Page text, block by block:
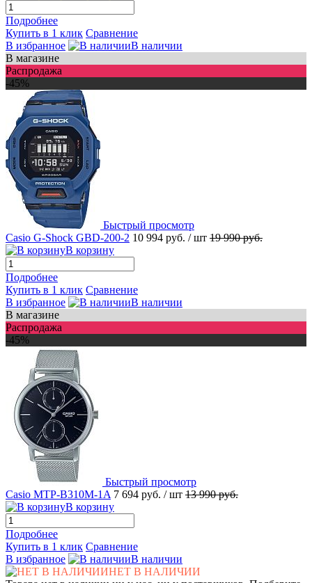
Подробнее
Купить в 1 клик Сравнение
В избранное
В наличии
В магазине
Распродажа
-45%
Быстрый просмотр
Casio G-Shock GBD-200-2 10 994 руб. / шт 19 990 руб.
В корзину
Подробнее
Купить в 1 клик Сравнение
В избранное
В наличии
В магазине
Распродажа
-45%
Быстрый просмотр
Casio MTP-B310M-1A 7 694 руб. / шт 13 990 руб.
В корзину
Подробнее
Купить в 1 клик Сравнение
В избранное
В наличии
НЕТ В НАЛИЧИИ